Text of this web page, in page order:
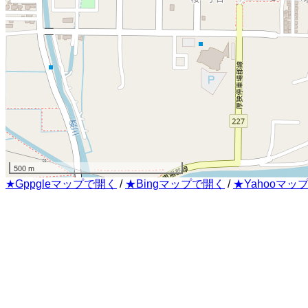
500 m
★Gppgleマップで開く / ★Bingマップで開く / ★Yahooマッ